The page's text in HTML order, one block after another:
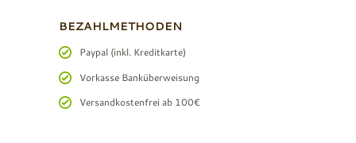
BEZAHLMETHODEN
Paypal (inkl. Kreditkarte)
Vorkasse Banküberweisung
Versandkostenfrei ab 100€